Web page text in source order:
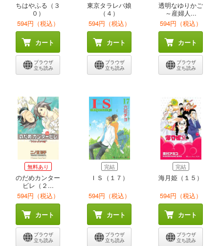
ちはやふる（３
０）
594円（税込）
カート
ブラウザ
立ち読み
東京タラレバ娘
（４）
594円（税込）
カート
ブラウザ
立ち読み
透明なゆりかご
～産婦人...
594円（税込）
カート
ブラウザ
立ち読み
無料あり
のだめカンター
ビレ（２...
594円（税込）
カート
ブラウザ
立ち読み
完結
ＩＳ（１７）
594円（税込）
カート
ブラウザ
立ち読み
完結
海月姫（１５）
594円（税込）
カート
ブラウザ
立ち読み